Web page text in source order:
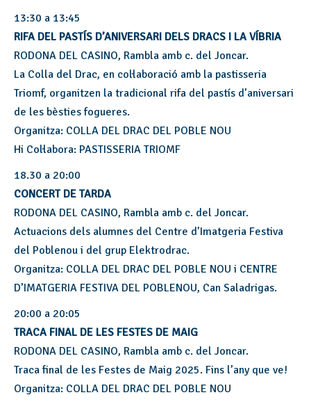
13:30 a 13:45
RIFA DEL PASTÍS D’ANIVERSARI DELS DRACS I LA VÍBRIA
RODONA DEL CASINO, Rambla amb c. del Joncar.
La Colla del Drac, en col·laboració amb la pastisseria
Triomf, organitzen la tradicional rifa del pastís d’aniversari
de les bèsties fogueres.
Organitza: COLLA DEL DRAC DEL POBLE NOU
Hi Col·labora: PASTISSERIA TRIOMF
18.30 a 20:00
CONCERT DE TARDA
RODONA DEL CASINO, Rambla amb c. del Joncar.
Actuacions dels alumnes del Centre d’Imatgeria Festiva
del Poblenou i del grup Elektrodrac.
Organitza: COLLA DEL DRAC DEL POBLE NOU i CENTRE
D’IMATGERIA FESTIVA DEL POBLENOU, Can Saladrigas.
20:00 a 20:05
TRACA FINAL DE LES FESTES DE MAIG
RODONA DEL CASINO, Rambla amb c. del Joncar.
Traca final de les Festes de Maig 2025. Fins l’any que ve!
Organitza: COLLA DEL DRAC DEL POBLE NOU